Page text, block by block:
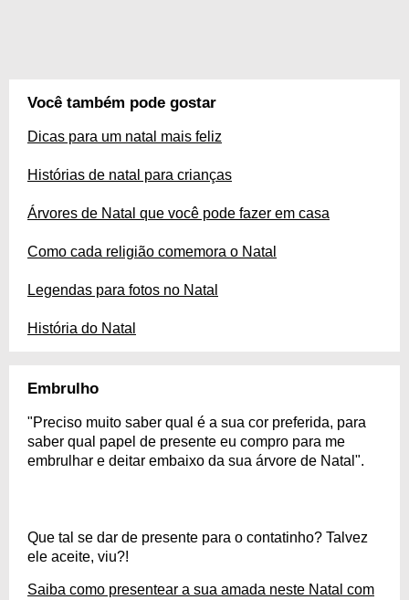
Você também pode gostar
Dicas para um natal mais feliz
Histórias de natal para crianças
Árvores de Natal que você pode fazer em casa
Como cada religião comemora o Natal
Legendas para fotos no Natal
História do Natal
Embrulho
"Preciso muito saber qual é a sua cor preferida, para
saber qual papel de presente eu compro para me
embrulhar e deitar embaixo da sua árvore de Natal".
Que tal se dar de presente para o contatinho? Talvez
ele aceite, viu?!
Saiba como presentear a sua amada neste Natal com